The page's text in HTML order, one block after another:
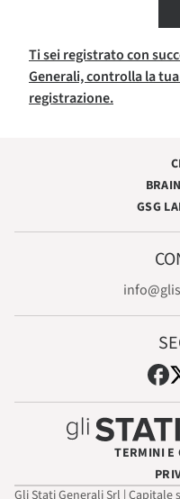
Ti sei registrato con
Generali, controlla la
registrazione.
GSG
TERMINI E
Gli Stati Generali Srl | Capitale